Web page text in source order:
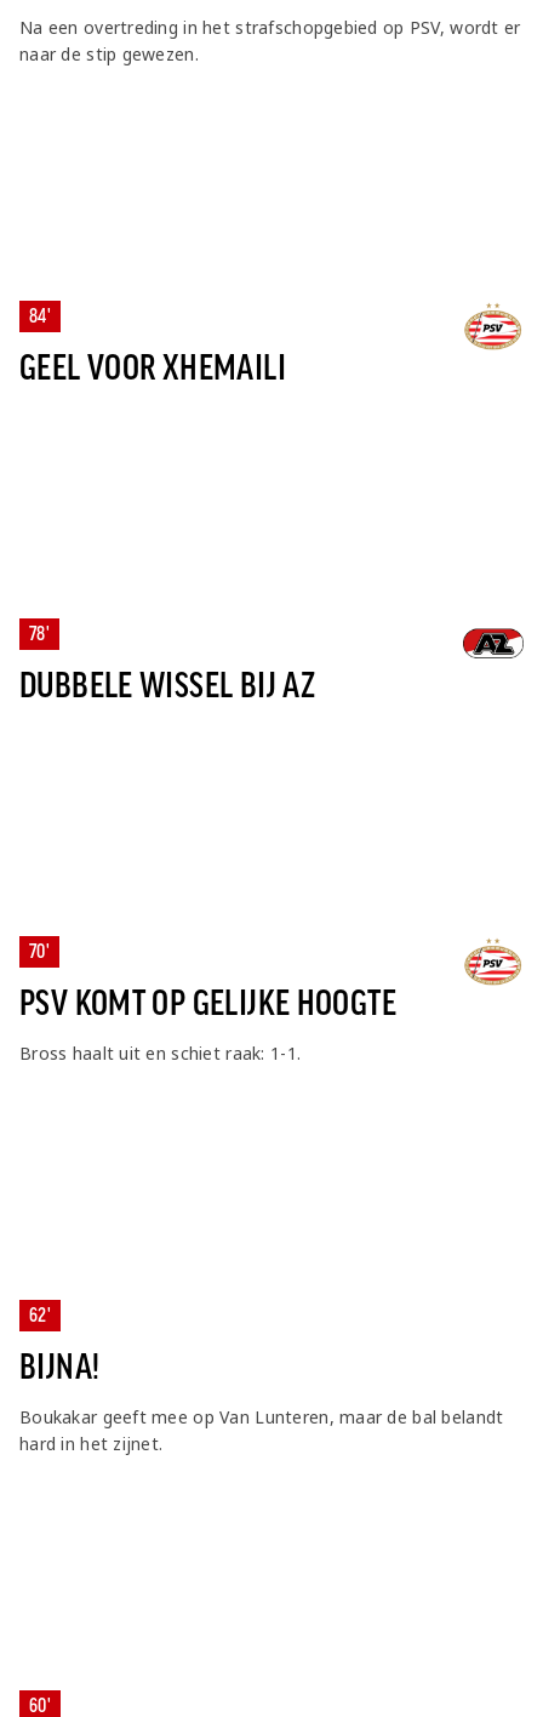
Na een overtreding in het strafschopgebied op PSV, wordt er
naar de stip gewezen.
84'
GEEL VOOR XHEMAILI
78'
DUBBELE WISSEL BIJ AZ
70'
PSV KOMT OP GELIJKE HOOGTE
Bross haalt uit en schiet raak: 1-1.
62'
BIJNA!
Boukakar geeft mee op Van Lunteren, maar de bal belandt
hard in het zijnet.
60'